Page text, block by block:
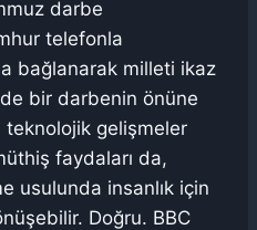
darbe
telefonla
bağlanarak milleti ikaz
bir darbenin önüne
teknolojik gelişmeler
faydaları da,
usulunda insanlık için
Doğru. BBC